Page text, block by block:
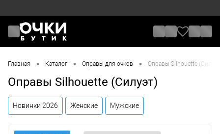
Главная • Каталог • Оправы для очков • Оправы Silhouette
Оправы Silhouette (Силуэт)
Новинки 2026 Женские Мужские